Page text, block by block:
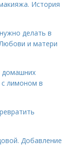
История
делать в
и матери
домашних
с лимоном в
Добавление